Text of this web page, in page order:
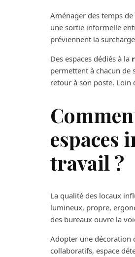
Aménager des temps de
une sortie informelle
préviennent la
Des espaces dédiés à la
permettent à chacun de
retour à son poste. Loin
espaces
travail ?
La qualité des locaux
lumineux, propre,
des bureaux ouvre la
Adopter une décoration
collaboratifs, espace